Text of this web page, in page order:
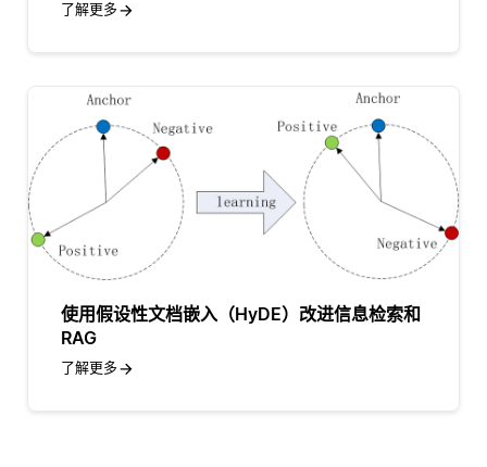
了解更多
使用假设性文档嵌入（HyDE）改进信息检索和
RAG
了解更多